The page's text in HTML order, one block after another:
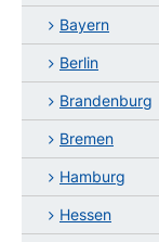
Bayern
Berlin
Brandenburg
Bremen
Hamburg
Hessen